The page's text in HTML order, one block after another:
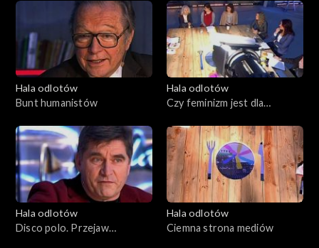
rodzinie?
Hala odlotów
Bunt humanistów
Hala odlotów
Czy feminizm jest dla
Hala odlotów
Disco polo. Przejaw
Hala odlotów
Ciemna strona mediów